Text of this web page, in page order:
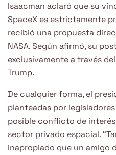
Isaacman aclaró que su
SpaceX es estrictamente
recibió una propuesta
NASA. Según afirmó, su
exclusivamente a través
Trump.
De cualquier forma, el
planteadas por
posible conflicto de
sector privado espacial.
inapropiado que un amigo